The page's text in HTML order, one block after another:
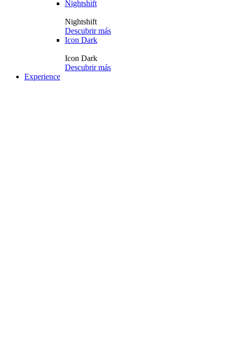
Nightshift
Nightshift
Descubrir más
Icon Dark
Icon Dark
Descubrir más
Experience